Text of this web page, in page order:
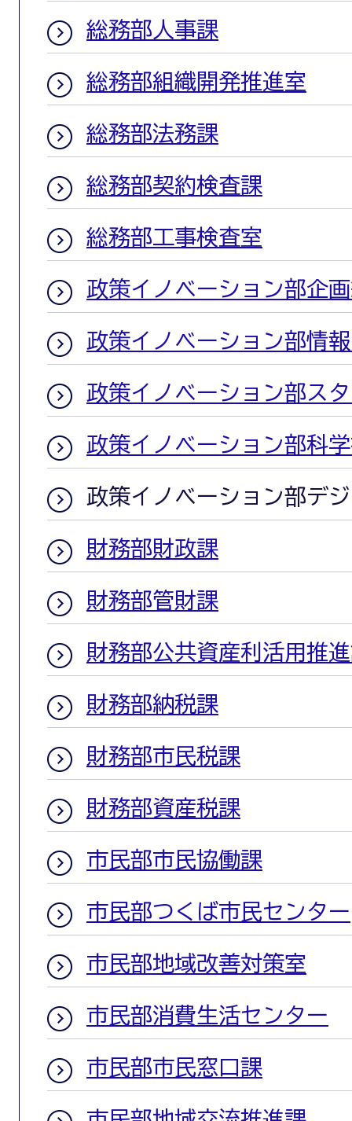
総務部人事課
総務部組織開発推進室
総務部法務課
総務部契約検査課
総務部工事検査室
政策イノベーション部企
政策イノベーション部情
政策イノベーション部ス
政策イノベーション部科
政策イノベーション部デ
財務部財政課
財務部管財課
財務部公共資産利活用推
財務部納税課
財務部市民税課
財務部資産税課
市民部市民協働課
市民部つくば市民センター
市民部地域改善対策室
市民部消費生活センター
市民部市民窓口課